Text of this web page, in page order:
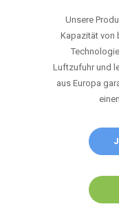
Unsere
Kapazität von
Luftzufuhr und
aus Europa